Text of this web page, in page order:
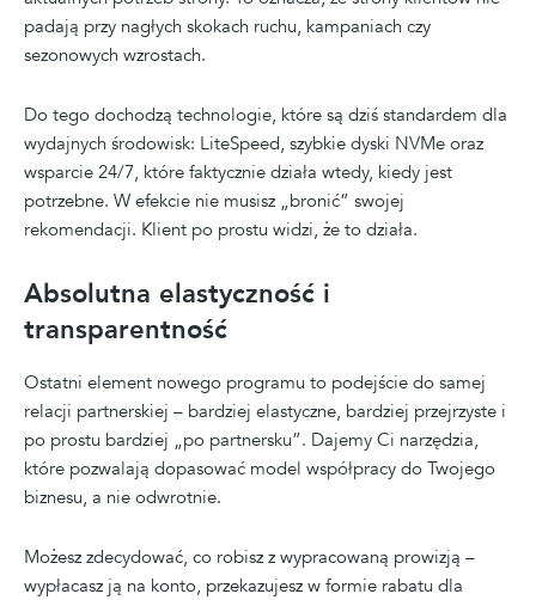
padają przy nagłych skokach ruchu, kampaniach czy
sezonowych wzrostach.
Do tego dochodzą technologie, które są dziś standardem dla
wydajnych środowisk: LiteSpeed, szybkie dyski NVMe oraz
wsparcie 24/7, które faktycznie działa wtedy, kiedy jest
potrzebne. W efekcie nie musisz „bronić” swojej
rekomendacji. Klient po prostu widzi, że to działa.
Absolutna elastyczność i
transparentność
Ostatni element nowego programu to podejście do samej
relacji partnerskiej – bardziej elastyczne, bardziej przejrzyste i
po prostu bardziej „po partnersku”. Dajemy Ci narzędzia,
które pozwalają dopasować model współpracy do Twojego
biznesu, a nie odwrotnie.
Możesz zdecydować, co robisz z wypracowaną prowizją –
wypłacasz ją na konto, przekazujesz w formie rabatu dla